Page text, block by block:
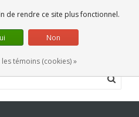
0 Articles
de rendre ce site plus fonctionnel.
Non
témoins (cookies) »